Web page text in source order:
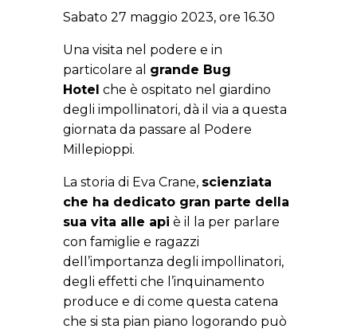
Sabato 27 maggio 2023, ore 16.30
Una visita nel podere e in
particolare al grande Bug
Hotel che è ospitato nel giardino
degli impollinatori, dà il via a questa
giornata da passare al Podere
Millepioppi.
La storia di Eva Crane, scienziata
che ha dedicato gran parte della
sua vita alle api è il la per parlare
con famiglie e ragazzi
dell’importanza degli impollinatori,
degli effetti che l’inquinamento
produce e di come questa catena
che si sta pian piano logorando può